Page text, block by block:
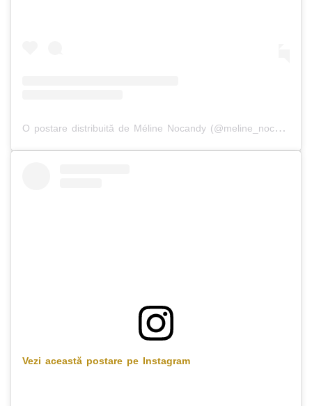
O postare distribuită de Méline Nocandy (@meline_nocandy)
Vezi această postare pe Instagram